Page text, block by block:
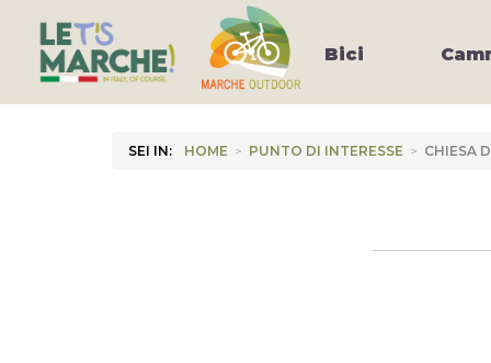
Bici
SEI IN: HOME > PUNTO DI INTERESSE > CHIESA